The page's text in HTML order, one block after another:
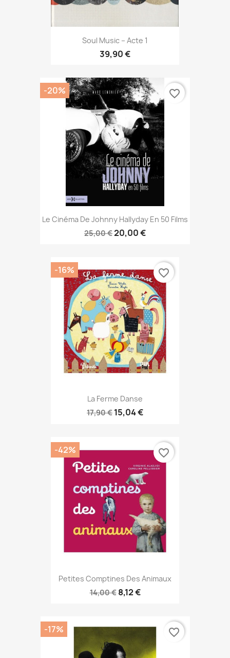
Soul Music – Acte 1
39,90 €
Le Cinéma De Johnny Hallyday En 50 Films
25,00 €20,00 €
-20% favorite_border
La Ferme Danse
17,90 € 15,04 €
-16% favorite_border
Petites Comptines Des Animaux
14,00 € 8,12 €
-42% favorite_border
-17% favorite_border